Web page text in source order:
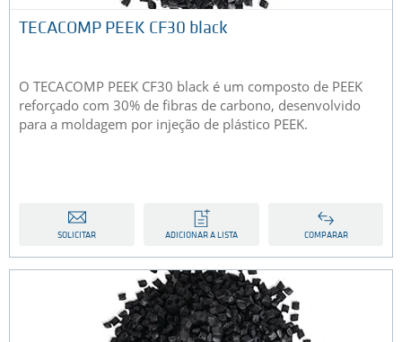
TECACOMP PEEK CF30 black
O TECACOMP PEEK CF30 black é um composto de PEEK
reforçado com 30% de fibras de carbono, desenvolvido
para a moldagem por injeção de plástico PEEK.
SOLICITAR ADICIONAR A LISTA COMPARAR